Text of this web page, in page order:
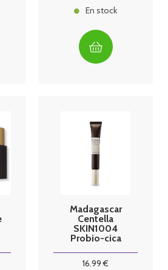
En stock
Madagascar
Centella
SKIN1004
Probio-cica
16.99 €